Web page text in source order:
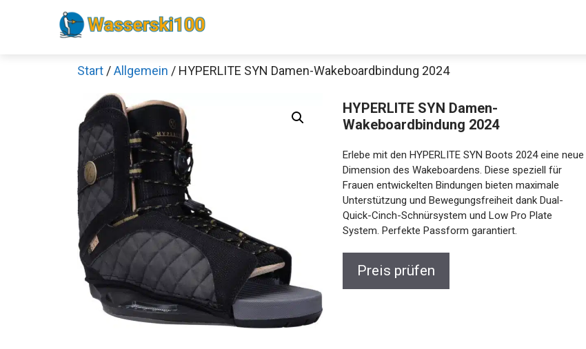
Start /Allgemein / HYPERLITE SYN Damen-Wakeboardbindung 2024
HYPERLITE SYN Damen-
Wakeboardbindung 2024
Erlebe mit den HYPERLITE SYN Boots 2024 eine neue
Dimension des Wakeboardens. Diese speziell für
Frauen entwickelten Bindungen bieten maximale
Unterstützung und Bewegungsfreiheit dank Dual-
Quick-Cinch-Schnürsystem und Low Pro Plate
System. Perfekte Passform garantiert.
Preis prüfen